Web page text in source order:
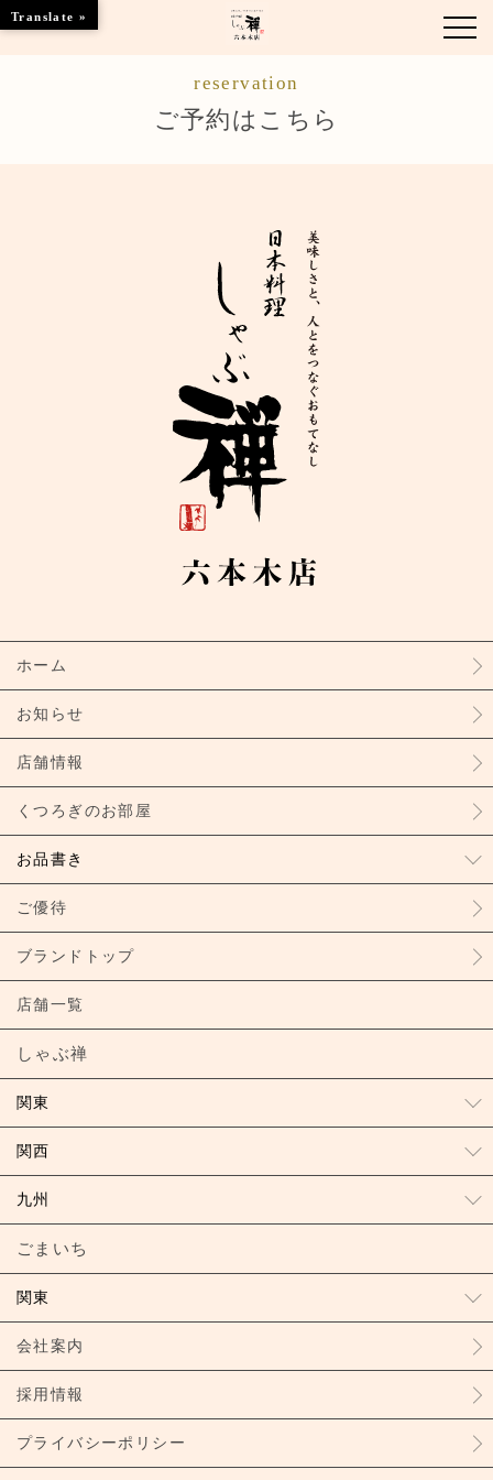
店舗情報
ご優待
ブランドトップ
ご予約はこちら
reservation
ご予約はこちら
ホーム
お知らせ
店舗情報
くつろぎのお部屋
お品書き
ご優待
ブランドトップ
店舗一覧
しゃぶ禅
関東
関西
九州
ごまいち
関東
会社案内
採用情報
プライバシーポリシー
Translate »